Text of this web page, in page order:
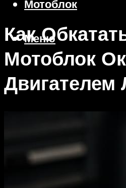
Мотоблок
Меню
Как
Мотоблок